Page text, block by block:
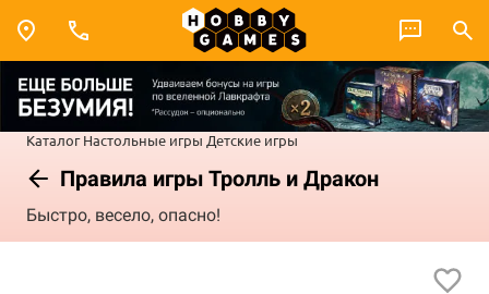
Каталог Настольные игры Детские игры
Правила игры Тролль и Дракон
Быстро, весело, опасно!